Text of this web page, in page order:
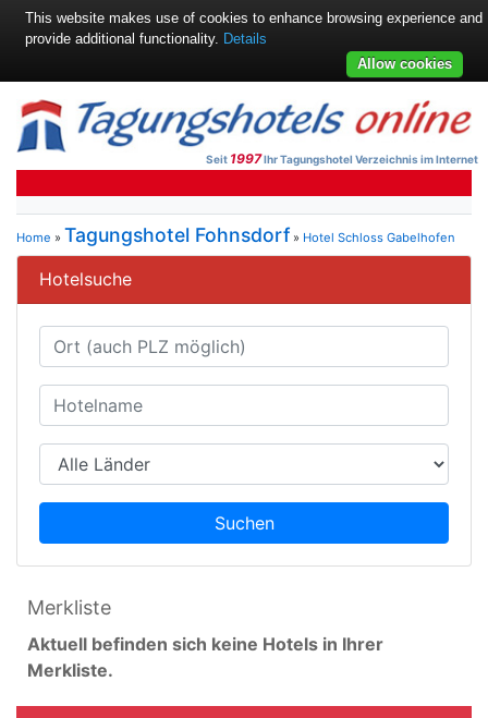
Seit 1997Ihr Tagungshotel Verzeichnis im Internet
Home » Tagungshotel Fohnsdorf » Hotel Schloss Gabelhofen
Hotelsuche
Suchen
Merkliste
Aktuell befinden sich keine Hotels in Ihrer
Merkliste.
This website makes use of cookies to enhance browsing experience and
provide additional functionality. Details
Allow cookies